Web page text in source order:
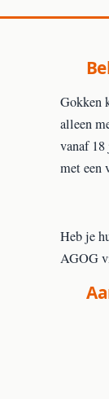
Gokken
alleen
vanaf
met een
Heb je
AGOG